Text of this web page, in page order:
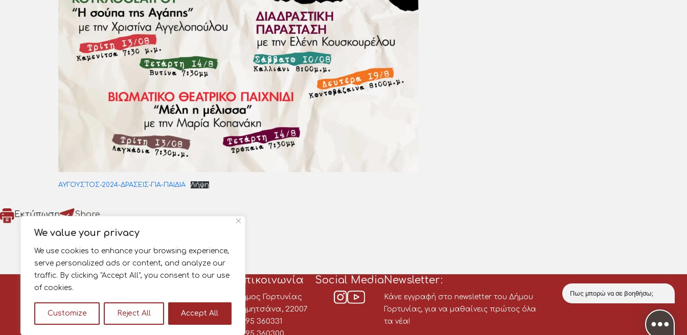
We value your privacy
We use cookies to enhance your browsing experience,
serve personalized ads or content, and analyze our
traffic. By clicking "Accept All", you consent to our use
of cookies.
Customize Reject All Accept All
ΑΥΓΟΥΣΤΟΣ-2024-ΔΡΑΣΕΙΣ-ΓΙΑ-ΠΑΙΔΙΑ Λήψη
Εκτύπωση Share
Πληροφορίες
Πολιτική Απορρήτου
Επικοινωνία
Δήμος Γορτυνίας
Δημητσάνα, 22007
2795 360331
Social MediaNewsletter:
Κάνε εγγραφή στο newsletter του Δήμου
Γορτυνίας, για να μαθαίνεις πρώτος όλα
τα νέα!
Πως μπορώ να σε βοηθήσω;